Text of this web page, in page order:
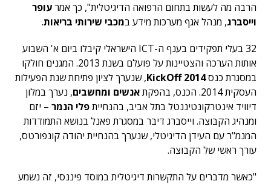
הרבה מה לעשות בתחום הרפואה הדיגיטלית", כך אמרעופר
וייסברג, מנהל אגף מערכות מידע במכבי שירותי בריאות.
32 בעלי תפקידים בענף ה-ICT הישראלי קיבלו ביום א' השבוע
אותות הערכה והצטיינות על פועלם בשנת 2013. המגנים חולקו
במסגרת כנסKickOff 2014, שנערך לציון פתיחת שנת הפעילות
העסקית 2014. הכנס, בהפקת
אנשים ומחשבים, נערך במלון
דיוויד אינטרקונטיננטל בתל אביב, בהנחייתפלי הנמר – יזם
ומנהיג הקבוצה. וייסברג דיבר במסגרת פאנל בנושא התמודדות
המנמ"ר עם העידן הדיגיטלי, שנערך בהנחיית יהודה קונפורטס,
עורך ראשי של הקבוצה.
"כאשר מדברים על התקשרות דיגיטלית במוסד פיננסי, זה נשמע